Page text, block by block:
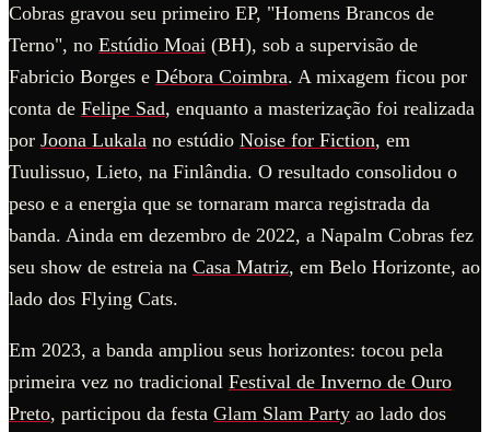
Cobras gravou seu primeiro EP, "Homens Brancos de
Terno", no Estúdio Moai (BH), sob a supervisão de
Fabricio Borges e Débora Coimbra. A mixagem ficou por
conta de Felipe Sad, enquanto a masterização foi realizada
por Joona Lukala no estúdio Noise for Fiction, em
Tuulissuo, Lieto, na Finlândia. O resultado consolidou o
peso e a energia que se tornaram marca registrada da
banda. Ainda em dezembro de 2022, a Napalm Cobras fez
seu show de estreia na Casa Matriz, em Belo Horizonte, ao
lado dos Flying Cats.
Em 2023, a banda ampliou seus horizontes: tocou pela
primeira vez no tradicional Festival de Inverno de Ouro
Preto, participou da festa Glam Slam Party ao lado dos